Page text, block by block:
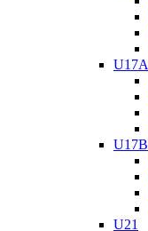
U17A
U17B
U21